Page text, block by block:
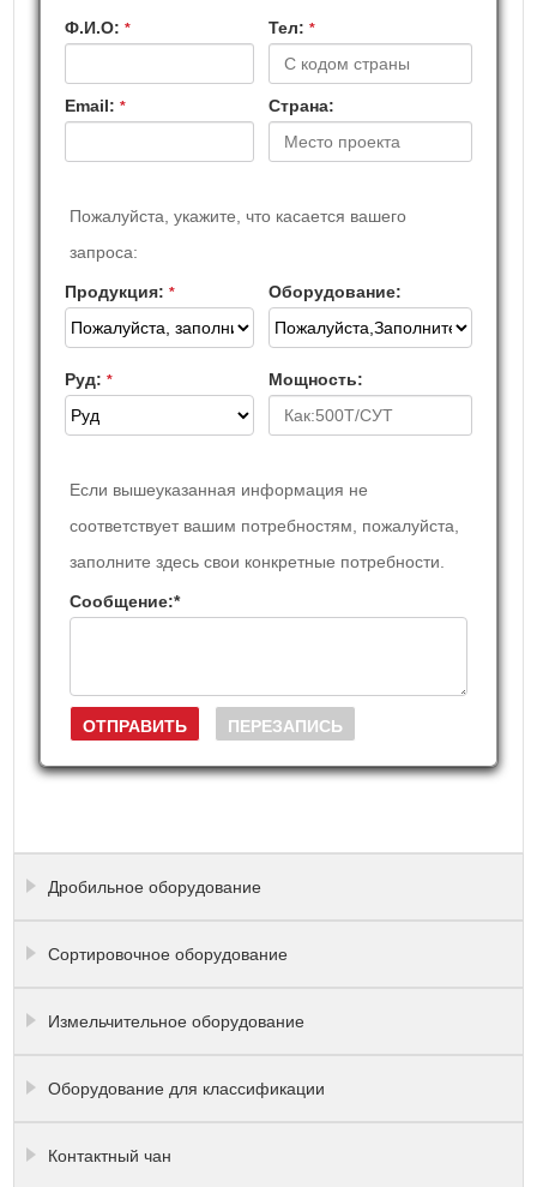
Ф.И.О:* Teл: *
Email:* Страна:
Пожалуйста, укажите, что касается вашего
запроса:
Продукция:* Оборудование:
Руд:* Мощность:
Если вышеуказанная информация не
соответствует вашим потребностям, пожалуйста,
заполните здесь свои конкретные потребности.
Сообщение:*
Дробильное оборудование
Сортировочное оборудование
Измельчительное оборудование
Оборудование для классификации
Контактный чан